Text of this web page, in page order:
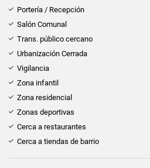
Portería / Recepción
Salón Comunal
Trans. público cercano
Urbanización Cerrada
Vigilancia
Zona infantil
Zona residencial
Zonas deportivas
Cerca a restaurantes
Cerca a tiendas de barrio